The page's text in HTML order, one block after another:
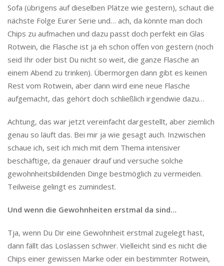
Sofa (übrigens auf dieselben Plätze wie gestern), schaut die
nächste Folge Eurer Serie und… ach, da könnte man doch
Chips zu aufmachen und dazu passt doch perfekt ein Glas
Rotwein, die Flasche ist ja eh schon offen von gestern (noch
seid Ihr oder bist Du nicht so weit, die ganze Flasche an
einem Abend zu trinken). Übermorgen dann gibt es keinen
Rest vom Rotwein, aber dann wird eine neue Flasche
aufgemacht, das gehört doch schließlich irgendwie dazu…
Achtung, das war jetzt vereinfacht dargestellt, aber ziemlich
genau so läuft das. Bei mir ja wie gesagt auch. Inzwischen
schaue ich, seit ich mich mit dem Thema intensiver
beschäftige, da genauer drauf und versuche solche
gewohnheitsbildenden Dinge bestmöglich zu vermeiden.
Teilweise gelingt es zumindest.
Und wenn die Gewohnheiten erstmal da sind…
Tja, wenn Du Dir eine Gewohnheit erstmal zugelegt hast,
dann fällt das Loslassen schwer. Vielleicht sind es nicht die
Chips einer gewissen Marke oder ein bestimmter Rotwein,